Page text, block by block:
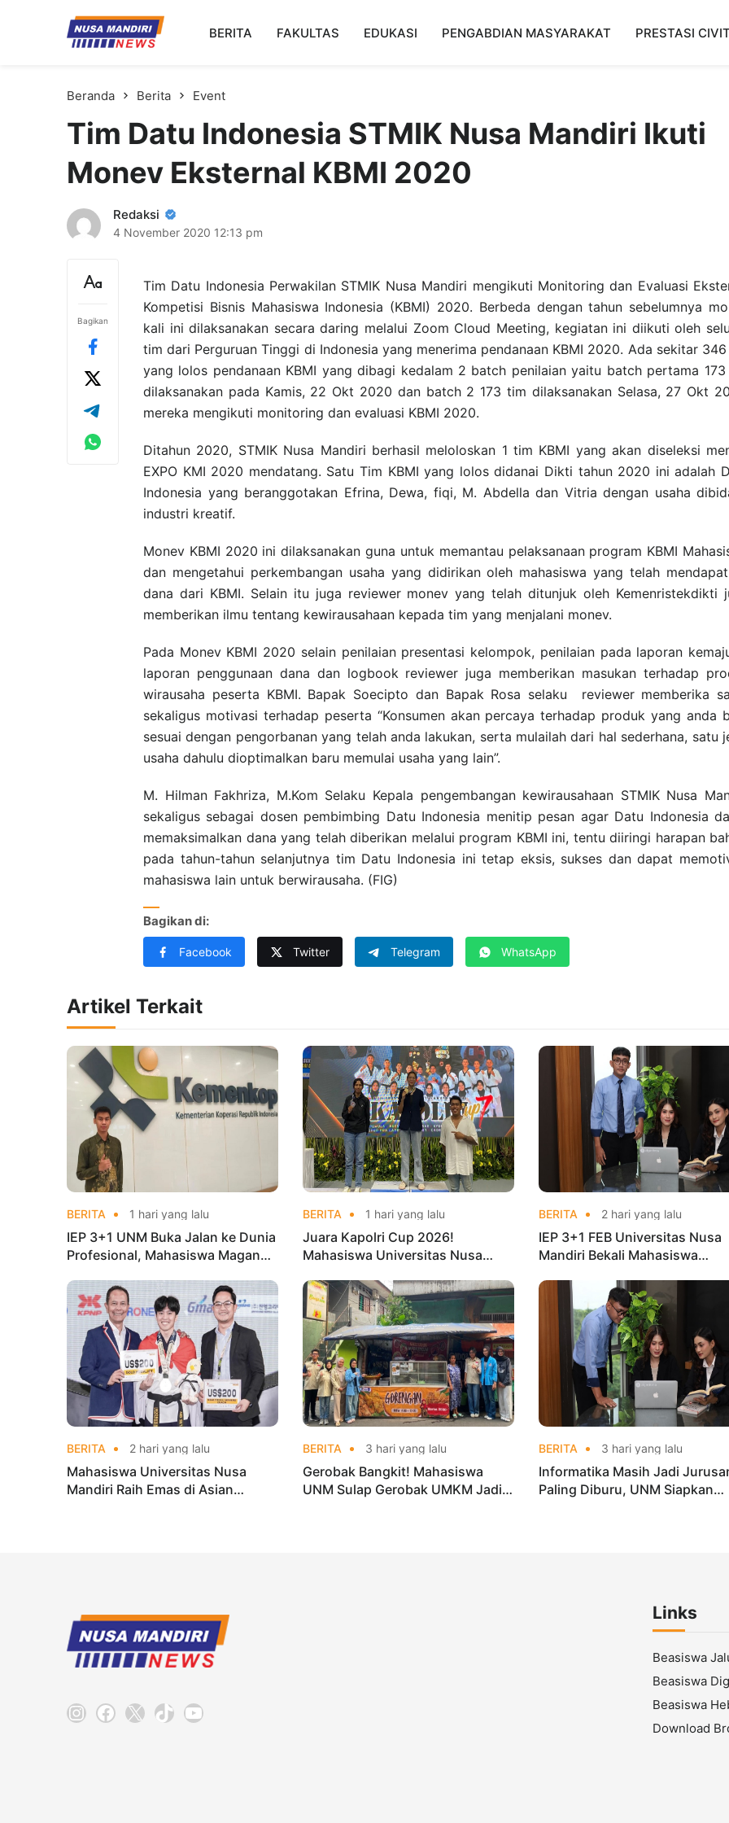
Kampus Digital Bisnis
Universitas Nusa Mandiri
BERITA FAKULTAS EDUKASI PENGABDIAN MASYARAKAT PRESTASI
Beranda Berita Event
Tim Datu Indonesia STMIK Nusa Mandiri Ikuti
Monev Eksternal KBMI 2020
Redaksi
4 November 2020 12:13 pm
Bagikan
Tim Datu Indonesia Perwakilan STMIK Nusa Mandiri mengikuti Monitoring dan Evaluasi
Kompetisi Bisnis Mahasiswa Indonesia (KBMI) 2020. Berbeda dengan tahun sebelumnya
kali ini dilaksanakan secara daring melalui Zoom Cloud Meeting, kegiatan ini diikuti oleh
tim dari Perguruan Tinggi di Indonesia yang menerima pendanaan KBMI 2020. Ada sekitar
yang lolos pendanaan KBMI yang dibagi kedalam 2 batch penilaian yaitu batch pertama
dilaksanakan pada Kamis, 22 Okt 2020 dan batch 2 173 tim dilaksanakan Selasa, 27 Okt
mereka mengikuti monitoring dan evaluasi KBMI 2020.
Ditahun 2020, STMIK Nusa Mandiri berhasil meloloskan 1 tim KBMI yang akan diseleksi
EXPO KMI 2020 mendatang. Satu Tim KBMI yang lolos didanai Dikti tahun 2020 ini adalah
Indonesia yang beranggotakan Efrina, Dewa, fiqi, M. Abdella dan Vitria dengan usaha
industri kreatif.
Monev KBMI 2020 ini dilaksanakan guna untuk memantau pelaksanaan program KBMI
dan mengetahui perkembangan usaha yang didirikan oleh mahasiswa yang telah
dana dari KBMI. Selain itu juga reviewer monev yang telah ditunjuk oleh Kemenristekdikti
memberikan ilmu tentang kewirausahaan kepada tim yang menjalani monev.
Pada Monev KBMI 2020 selain penilaian presentasi kelompok, penilaian pada laporan
laporan penggunaan dana dan logbook reviewer juga memberikan masukan terhadap
wirausaha peserta KBMI. Bapak Soecipto dan Bapak Rosa selaku reviewer memberika
sekaligus motivasi terhadap peserta “Konsumen akan percaya terhadap produk yang anda
sesuai dengan pengorbanan yang telah anda lakukan, serta mulailah dari hal sederhana, satu
usaha dahulu dioptimalkan baru memulai usaha yang lain”.
M. Hilman Fakhriza, M.Kom Selaku Kepala pengembangan kewirausahaan STMIK Nusa
sekaligus sebagai dosen pembimbing Datu Indonesia menitip pesan agar Datu Indonesia
memaksimalkan dana yang telah diberikan melalui program KBMI ini, tentu diiringi harapan
pada tahun-tahun selanjutnya tim Datu Indonesia ini tetap eksis, sukses dan dapat
mahasiswa lain untuk berwirausaha. (FIG)
Bagikan di:
Facebook Twitter Telegram WhatsApp
Artikel Terkait
BERITA 1 hari yang lalu
IEP 3+1 UNM Buka Jalan ke Dunia
Profesional, Mahasiswa Magang
BERITA 1 hari yang lalu
Juara Kapolri Cup 2026!
Mahasiswa Universitas Nusa
di Kejurnas Taekwondo
BERITA 2 hari yang lalu
IEP 3+1 FEB Universitas Nusa
Mandiri Bekali Mahasiswa
BERITA 2 hari yang lalu
Mahasiswa Universitas Nusa
Mandiri Raih Emas di Asian
BERITA 3 hari yang lalu
Gerobak Bangkit! Mahasiswa
UNM Sulap Gerobak UMKM Jadi
BERITA 3 hari yang lalu
Informatika Masih Jadi
Paling Diburu, UNM Siapkan
Instagram
Facebook
X TikTokYouTube
Links
Beasiswa
Beasiswa
Beasiswa
Download